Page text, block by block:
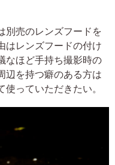
別売のレンズフードを
はレンズフードの付け
なほど手持ち撮影時の
辺を持つ癖のある方は
っていただきたい。